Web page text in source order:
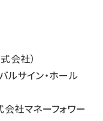
会社）
ルサイン・ホール
会社マネーフォワー